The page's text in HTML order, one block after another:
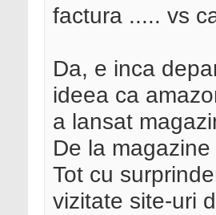
factura ..... vs
Da, e inca
ideea ca
a lansat
De la
Tot cu
vizitate site-uri